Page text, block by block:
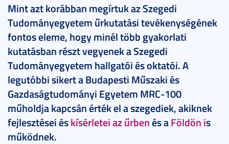
Mint azt korábban megírtuk az Szegedi
Tudományegyetem űrkutatási tevékenységének
fontos eleme, hogy minél több gyakorlati
kutatásban részt vegyenek a Szegedi
Tudományegyetem hallgatói és oktatói. A
legutóbbi sikert a Budapesti Műszaki és
Gazdaságtudományi Egyetem MRC-100
műholdja kapcsán érték el a szegediek, akiknek
fejlesztései éskísérletei az űrbenés aFöldön is
működnek.